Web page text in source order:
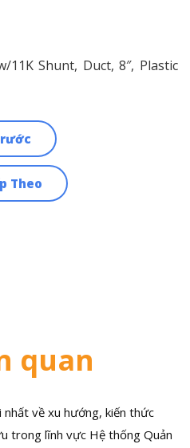
11K Shunt, Duct, 8″, Plastic
Theo
quan
về xu hướng, kiến thức
trong lĩnh vực Hệ thống Quản